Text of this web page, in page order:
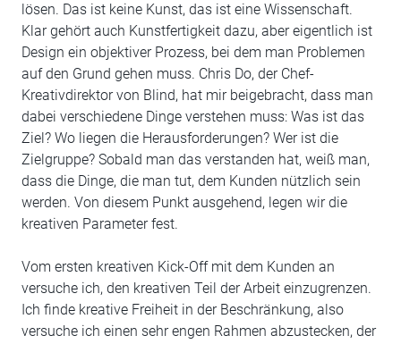
lösen. Das ist keine Kunst, das ist eine Wissenschaft.
Klar gehört auch Kunstfertigkeit dazu, aber eigentlich ist
Design ein objektiver Prozess, bei dem man Problemen
auf den Grund gehen muss. Chris Do, der Chef-
Kreativdirektor von Blind, hat mir beigebracht, dass man
dabei verschiedene Dinge verstehen muss: Was ist das
Ziel? Wo liegen die Herausforderungen? Wer ist die
Zielgruppe? Sobald man das verstanden hat, weiß man,
dass die Dinge, die man tut, dem Kunden nützlich sein
werden. Von diesem Punkt ausgehend, legen wir die
kreativen Parameter fest.
Vom ersten kreativen Kick-Off mit dem Kunden an
versuche ich, den kreativen Teil der Arbeit einzugrenzen.
Ich finde kreative Freiheit in der Beschränkung, also
versuche ich einen sehr engen Rahmen abzustecken, der